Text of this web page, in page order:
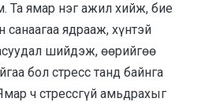
Та ямар нэг ажил хийж, бие
санаагаа ядрааж, хүнтэй
шийдэж, өөрийгөө
бол стресс танд байнга
ч стрессгүй амьдрахыг